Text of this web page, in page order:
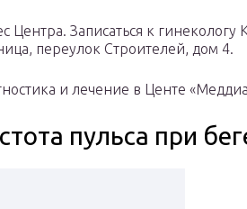
Центра. Записаться к
переулок Строителей, дом 4.
и лечение в Центе
пульса при